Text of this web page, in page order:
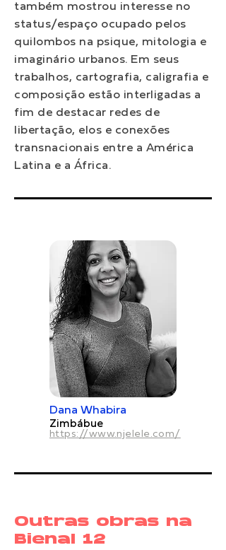
também mostrou interesse no
status/espaço ocupado pelos
quilombos na psique, mitologia e
imaginário urbanos. Em seus
trabalhos, cartografia, caligrafia e
composição estão interligadas a
fim de destacar redes de
libertação, elos e conexões
transnacionais entre a América
Latina e a África.
Dana Whabira
Zimbábue
https://www.njelele.com/
Outras obras na
Bienal 12